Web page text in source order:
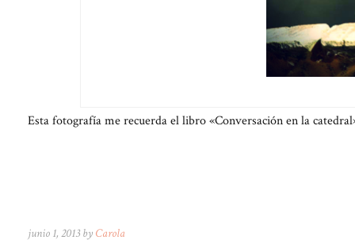
Esta fotografía me recuerda el libro «Conversación en la
junio 1, 2013 by Carola